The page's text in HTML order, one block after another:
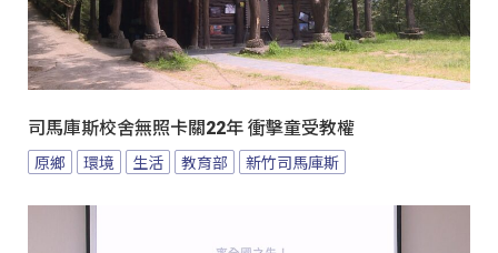
司馬庫斯校舍無照卡關22年 衝擊童受教權
原鄉 環境 生活 教育部 新竹司馬庫斯